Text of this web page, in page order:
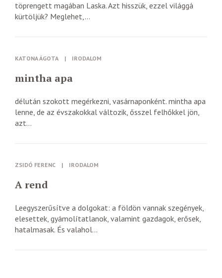
töprengett magában Laska. Azt hisszük, ezzel világgá
kürtöljük? Meglehet,...
KATONA ÁGOTA | IRODALOM
mintha apa
délután szokott megérkezni, vasárnaponként. mintha apa
lenne, de az évszakokkal változik, ősszel felhőkkel jön,
azt...
ZSIDÓ FERENC | IRODALOM
A rend
Leegyszerűsítve a dolgokat: a földön vannak szegények,
elesettek, gyámolítatlanok, valamint gazdagok, erősek,
hatalmasak. És valahol...